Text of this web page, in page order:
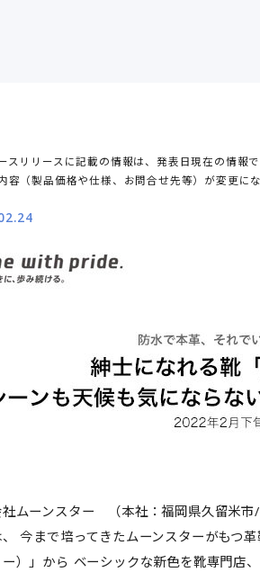
スリリースに記載の情報は、発表日現在の情報で
容（製品価格や仕様、お問合せ先等）が変更に
社ムーンスター （本社：福岡県久留米
今まで培ってきたムーンスターがもつ
）」から ベーシックな新色を靴専門店